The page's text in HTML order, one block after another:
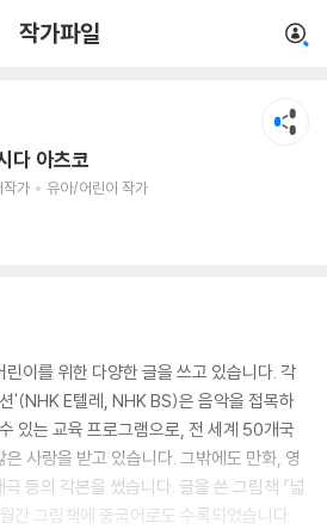
작가파일
다 아츠코
작가 유아/어린이 작가
이 작가
이를 위한 다양한 글을 쓰고 있습니다. 각
'(NHK E텔레, NHK BS)은 음악을 접목하
있는 교육 프로그램으로, 전 세계 50개국
사랑을 받고 있습니다. 그밖에도 만화, 영
등의 각본을 썼습니다. 글을 쓴 그림책 『넓
간 그림책에 중국어로도 수록되었습니다.